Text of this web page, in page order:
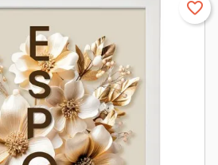
favorite_border